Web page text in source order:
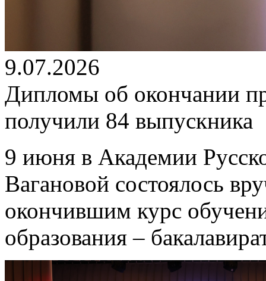
9.07.2026
Дипломы об окончании
получили 84 выпускника
9 июня в Академии
Вагановой состоялось
окончившим курс
образования –